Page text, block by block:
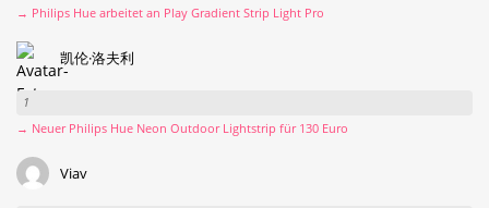
→ Philips Hue arbeitet an Play Gradient Strip Light Pro
凯伦·洛夫利
1
→ Neuer Philips Hue Neon Outdoor Lightstrip für 130 Euro
Viav